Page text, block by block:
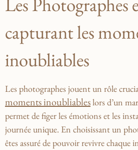
capturant les
inoubliables
Les photographes⁢ jouent‌ un rôle​
moments inoubliableslors ⁣d’un
permet ‍de​ figer les émotions ⁣et les
journée unique. En choisissant un
êtes​ assuré de pouvoir revivre chaque